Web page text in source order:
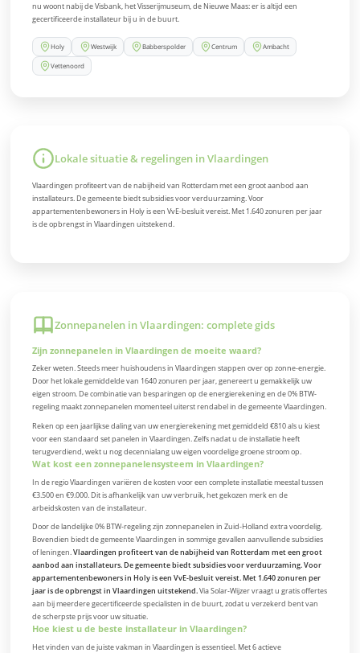
nu woont nabij de Visbank, het Visserijmuseum, de Nieuwe Maas: er is altijd een
gecertificeerde installateur bij u in de buurt.
Holy Westwijk Babberspolder Centrum Ambacht
Vettenoord
Lokale situatie & regelingen in Vlaardingen
Vlaardingen profiteert van de nabijheid van Rotterdam met een groot aanbod aan
installateurs. De gemeente biedt subsidies voor verduurzaming. Voor
appartementenbewoners in Holy is een VvE-besluit vereist. Met 1.640 zonuren per jaar
is de opbrengst in Vlaardingen uitstekend.
Zonnepanelen in Vlaardingen: complete gids
Zijn zonnepanelen in Vlaardingen de moeite waard?
Zeker weten. Steeds meer huishoudens in Vlaardingen stappen over op zonne-energie.
Door het lokale gemiddelde van 1640 zonuren per jaar, genereert u gemakkelijk uw
eigen stroom. De combinatie van besparingen op de energierekening en de 0% BTW-
regeling maakt zonnepanelen momenteel uiterst rendabel in de gemeente Vlaardingen.
Reken op een jaarlijkse daling van uw energierekening met gemiddeld €810 als u kiest
voor een standaard set panelen in Vlaardingen. Zelfs nadat u de installatie heeft
terugverdiend, wekt u nog decennialang uw eigen voordelige groene stroom op.
Wat kost een zonnepanelensysteem in Vlaardingen?
In de regio Vlaardingen variëren de kosten voor een complete installatie meestal tussen
€3.500 en €9.000. Dit is afhankelijk van uw verbruik, het gekozen merk en de
arbeidskosten van de installateur.
Door de landelijke 0% BTW-regeling zijn zonnepanelen in Zuid-Holland extra voordelig.
Bovendien biedt de gemeente Vlaardingen in sommige gevallen aanvullende subsidies
of leningen.Vlaardingen profiteert van de nabijheid van Rotterdam met een groot
aanbod aan installateurs. De gemeente biedt subsidies voor verduurzaming. Voor
appartementenbewoners in Holy is een VvE-besluit vereist. Met 1.640 zonuren per
jaar is de opbrengst in Vlaardingen uitstekend.Via Solar-Wijzer vraagt u gratis offertes
aan bij meerdere gecertificeerde specialisten in de buurt, zodat u verzekerd bent van
de scherpste prijs voor uw situatie.
Hoe kiest u de beste installateur in Vlaardingen?
Het vinden van de juiste vakman in Vlaardingen is essentieel. Met 6 actieve